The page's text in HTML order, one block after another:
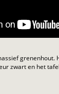
grenenhout.
zwart en het